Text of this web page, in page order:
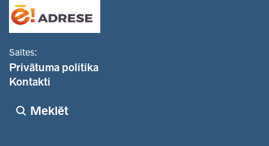
Saites:
Privātuma politika
Kontakti
Meklēt